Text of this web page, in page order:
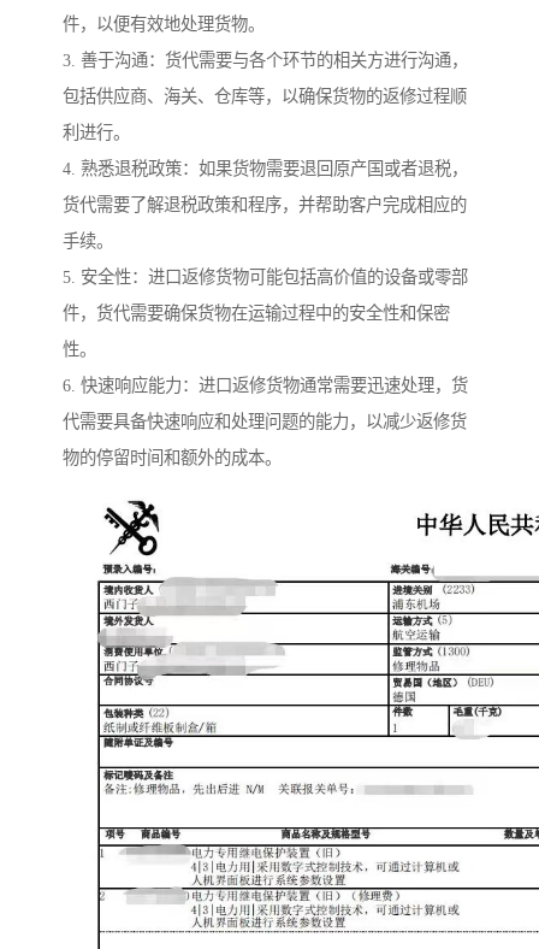
件，以便有效地处理货物。
3. 善于沟通：货代需要与各个环节的相关方进行沟通，
包括供应商、海关、仓库等，以确保货物的返修过程顺
利进行。
4. 熟悉退税政策：如果货物需要退回原产国或者退税，
货代需要了解退税政策和程序，并帮助客户完成相应的
手续。
5. 安全性：进口返修货物可能包括高价值的设备或零部
件，货代需要确保货物在运输过程中的安全性和保密
性。
6. 快速响应能力：进口返修货物通常需要迅速处理，货
代需要具备快速响应和处理问题的能力，以减少返修货
物的停留时间和额外的成本。